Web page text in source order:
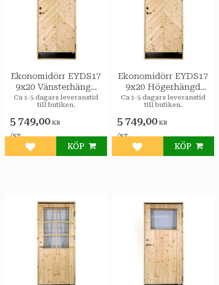
Ekonomidörr EYDS17
9x20 Vänsterhängd
STAR Varmförråd
Sport
Ca 1-5 dagars leveranstid
till butiken.
5 749,00 KR
/ST
Lägg till i favoriter
KÖP
Ekonomidörr EYDS17
9x20 Högerhängd
STAR Varmförråd
Sport
Ca 1-5 dagars leveranstid
till butiken.
5 749,00 KR
/ST
Lägg till i favoriter
KÖP